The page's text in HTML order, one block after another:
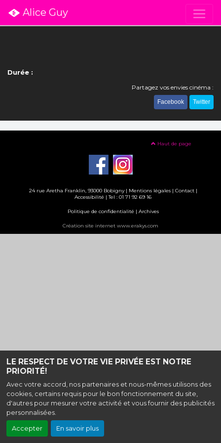
LE RESPECT DE VOTRE VIE PRIVÉE EST NOTRE
PRIORITÉ!
Avec votre accord, nos partenaires et nous-mêmes utilisons des
cookies, certains requis pour le bon fonctionnement du site,
d'autres pour mesurer votre activité et vous fournir des publicités
personnalisées.
Accepter En savoir plus
Alice Guy
Durée :
Partagez vos envies cinéma :
Facebook Twitter
Haut de page
24 rue Aretha Franklin, 93000 Bobigny | Mentions légales| Contact|
Accessibilité | Tel : 01 71 92 69 16
Politique de confidentialité | Archives
Création site internet www.erakys.com